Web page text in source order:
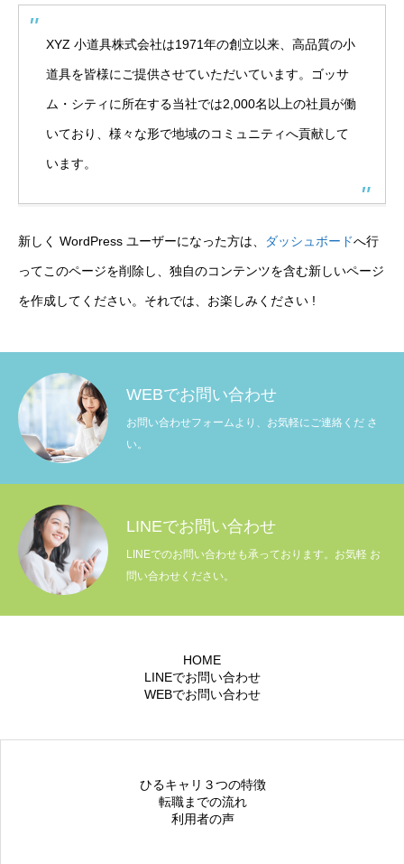
HOME
ひるキャリ３つの特徴
転職までの流れ
ひるキャリ運営会社
よくあるお問い合わせ
HOME ひるキャリ３つの特徴 転職までの流れ
XYZ 小道具株式会社は1971年の創立以来、高品質の小
道具を皆様にご提供させていただいています。ゴッサ
ム・シティに所在する当社では2,000名以上の社員が働
いており、様々な形で地域のコミュニティへ貢献して
います。
新しく WordPress ユーザーになった方は、 ダッシュボードへ行
ってこのページを削除し、独自のコンテンツを含む新しいページ
を作成してください。それでは、お楽しみください !
WEBでお問い合わせ
お問い合わせフォームより、お気軽にご連絡くだ さ
い。
LINEでお問い合わせ
LINEでのお問い合わせも承っております。お気軽 お
問い合わせください。
HOME
LINEでお問い合わせ
WEBでお問い合わせ
ひるキャリ３つの特徴
転職までの流れ
利用者の声